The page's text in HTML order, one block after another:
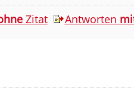
Zitat Antworten